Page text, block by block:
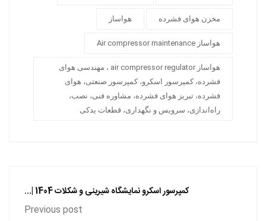
مخزن هوای فشرده هواساز
هواساز Air compressor maintenance
هواساز air compressor regulator ، مهندسی هوای
فشرده، کمپرسور اسکرو، کمپرسور صنعتی، هوای
فشرده، تبریز هوای فشرده، مشاوره فنی، نصب،
راه‌اندازی، سرویس و نگهداری، قطعات یدکی
کمپرسور اسکرو نمایشگاه شیرینی و شکلات 1404 |...
Previous post